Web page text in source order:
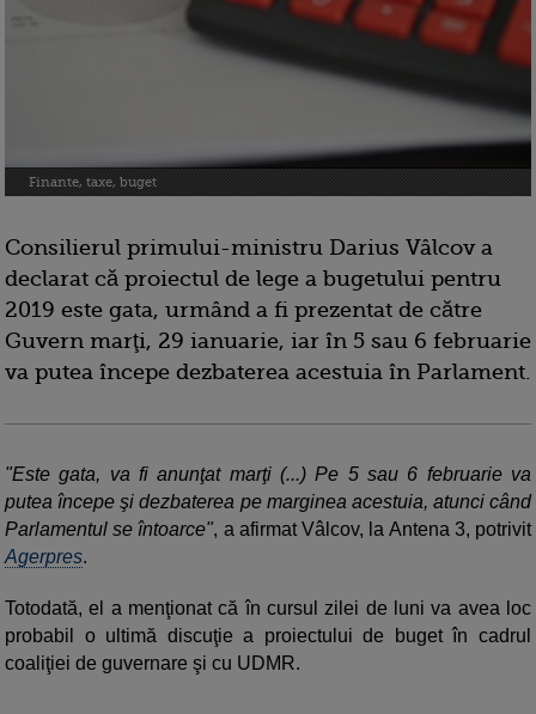
Finante, taxe, buget
Consilierul primului-ministru Darius Vâlcov a
declarat că proiectul de lege a bugetului pentru
2019 este gata, urmând a fi prezentat de către
Guvern marţi, 29 ianuarie, iar în 5 sau 6 februarie
va putea începe dezbaterea acestuia în Parlament.
"Este gata, va fi anunţat marţi (...) Pe 5 sau 6 februarie va
putea începe şi dezbaterea pe marginea acestuia, atunci când
Parlamentul se întoarce", a afirmat Vâlcov, la Antena 3, potrivit
Agerpres.
Totodată, el a menţionat că în cursul zilei de luni va avea loc
probabil o ultimă discuţie a proiectului de buget în cadrul
coaliţiei de guvernare şi cu UDMR.